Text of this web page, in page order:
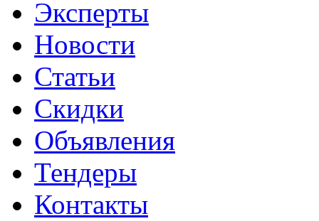
Эксперты
Новости
Статьи
Скидки
Объявления
Тендеры
Контакты